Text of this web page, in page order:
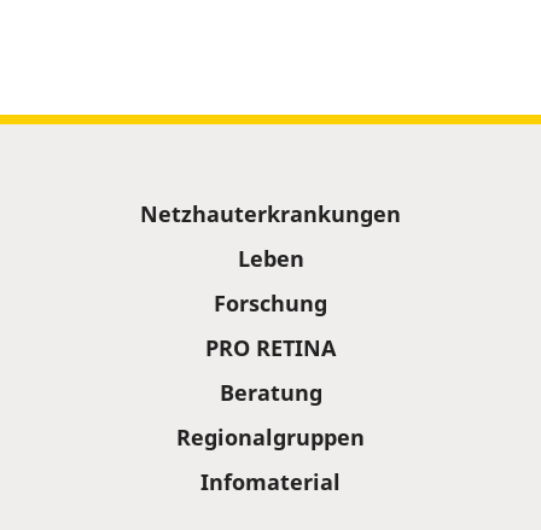
Netzhauterkrankungen
Leben
Forschung
PRO RETINA
Beratung
Regionalgruppen
Infomaterial